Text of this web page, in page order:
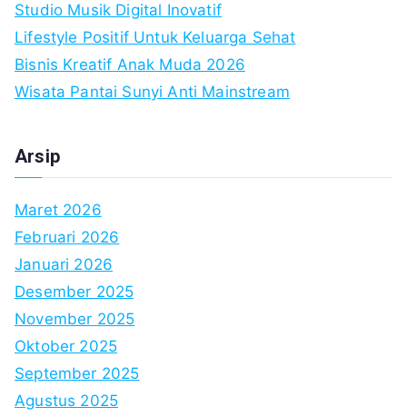
Studio Musik Digital Inovatif
Lifestyle Positif Untuk Keluarga Sehat
Bisnis Kreatif Anak Muda 2026
Wisata Pantai Sunyi Anti Mainstream
Arsip
Maret 2026
Februari 2026
Januari 2026
Desember 2025
November 2025
Oktober 2025
September 2025
Agustus 2025